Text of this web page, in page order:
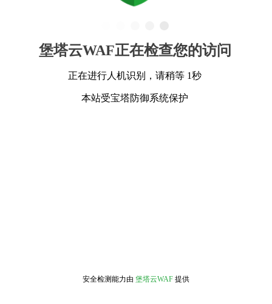
堡塔云WAF正在检查您的访问
正在进行人机识别，请稍等 1秒
本站受宝塔防御系统保护
安全检测能力由 堡塔云WAF 提供